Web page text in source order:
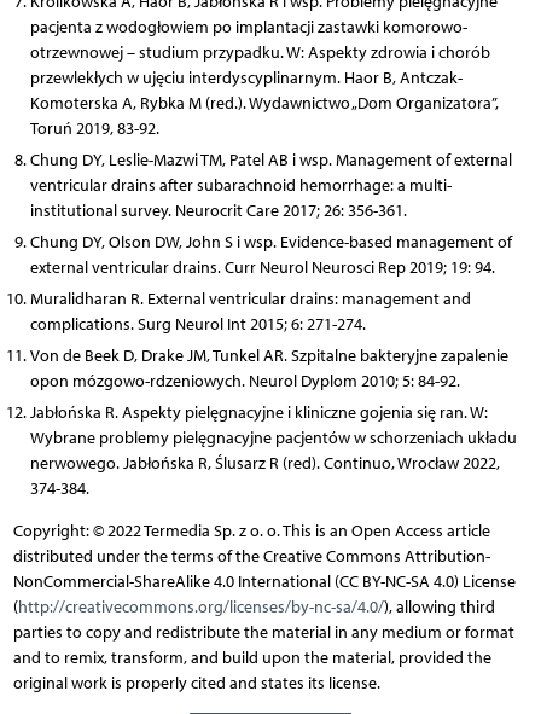
pacjenta z wodogłowiem po implantacji zastawki komorowo-
otrzewnowej – studium przypadku. W: Aspekty zdrowia i chorób
przewlekłych w ujęciu interdyscyplinarnym. Haor B, Antczak-
Komoterska A, Rybka M (red.). Wydawnictwo „Dom Organizatora”,
Toruń 2019, 83-92.
Chung DY, Leslie-Mazwi TM, Patel AB i wsp. Management of external
ventricular drains after subarachnoid hemorrhage: a multi-
institutional survey. Neurocrit Care 2017; 26: 356-361.
Chung DY, Olson DW, John S i wsp. Evidence-based management of
external ventricular drains. Curr Neurol Neurosci Rep 2019; 19: 94.
Muralidharan R. External ventricular drains: management and
complications. Surg Neurol Int 2015; 6: 271-274.
Von de Beek D, Drake JM, Tunkel AR. Szpitalne bakteryjne zapalenie
opon mózgowo-rdzeniowych. Neurol Dyplom 2010; 5: 84-92.
Jabłońska R. Aspekty pielęgnacyjne i kliniczne gojenia się ran. W:
Wybrane problemy pielęgnacyjne pacjentów w schorzeniach układu
nerwowego. Jabłońska R, Ślusarz R (red). Continuo, Wrocław 2022,
374-384.
Copyright: © 2022 Termedia Sp. z o. o. This is an Open Access article
distributed under the terms of the Creative Commons Attribution-
NonCommercial-ShareAlike 4.0 International (CC BY-NC-SA 4.0) License
(http://creativecommons.org/licenses/by-nc-sa/4.0/), allowing third
parties to copy and redistribute the material in any medium or format
and to remix, transform, and build upon the material, provided the
original work is properly cited and states its license.